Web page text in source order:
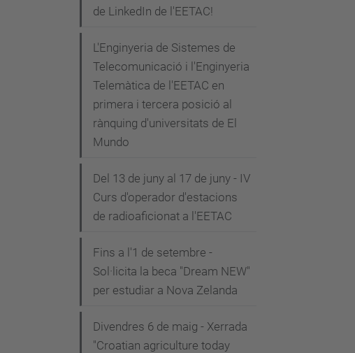
de LinkedIn de l'EETAC!
L'Enginyeria de Sistemes de
Telecomunicació i l'Enginyeria
Telemàtica de l'EETAC en
primera i tercera posició al
rànquing d'universitats de El
Mundo
Del 13 de juny al 17 de juny - IV
Curs d'operador d'estacions
de radioaficionat a l'EETAC
Fins a l'1 de setembre -
Sol·licita la beca "Dream NEW"
per estudiar a Nova Zelanda
Divendres 6 de maig - Xerrada
"Croatian agriculture today